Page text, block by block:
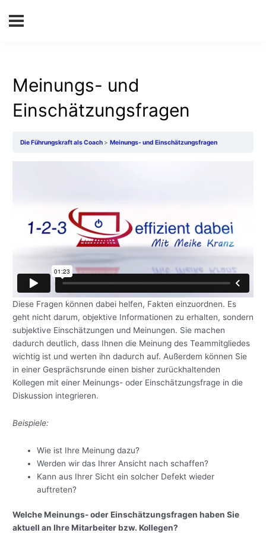
Meinungs- und
Einschätzungsfragen
Die Führungskraft als Coach Meinungs- und Einschätzungsfragen
Diese Fragen können dabei helfen, Fakten einzuordnen. Es
geht nicht darum, objektive Informationen zu erhalten, sondern
subjektive Einschätzungen und Meinungen. Sie machen
dadurch deutlich, dass Ihnen die Meinung des Teammitgliedes
wichtig ist und werten ihn dadurch auf. Außerdem können Sie
in einer Gesprächsrunde einen bisher zurückhaltenden
Kollegen mit einer Meinungs- oder Einschätzungsfrage in die
Diskussion integrieren.
Beispiele:
Wie ist Ihre Meinung dazu?
Werden wir das Ihrer Ansicht nach schaffen?
Kann aus Ihrer Sicht ein solcher Defekt wieder
auftreten?
Welche Meinungs- oder Einschätzungsfragen haben Sie
aktuell an Ihre Mitarbeiter bzw. Kollegen?